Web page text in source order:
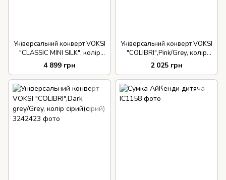
Універсальний конверт VOKSI
"CLASSIC MINI SILK", колір
бордовий з квітами
4 899 грн
Універсальний конверт VOKSI
"COLIBRI",Pink/Grey, колір
рожевий (сірий)
2 025 грн